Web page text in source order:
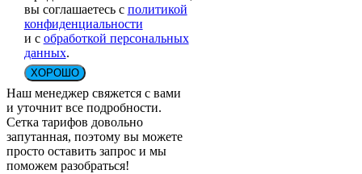
вы соглашаетесь с политикой
конфиденциальности
и с обработкой персональных
данных.
ХОРОШО
Наш менеджер свяжется с вами
и уточнит все подробности.
Сетка тарифов довольно
запутанная, поэтому вы можете
просто оставить запрос и мы
поможем разобраться!